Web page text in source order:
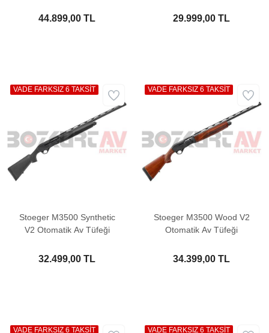
Tüfeği
44.899,00 TL 29.999,00 TL
Stoeger M3500 Synthetic
V2 Otomatik Av Tüfeği
32.499,00 TL
VADE FARKSIZ 6 TAKSİT
Stoeger M3500 Wood V2
Otomatik Av Tüfeği
34.399,00 TL
VADE FARKSIZ 6 TAKSİT
VADE FARKSIZ 6 TAKSİT VADE FARKSIZ 6 TAKSİT